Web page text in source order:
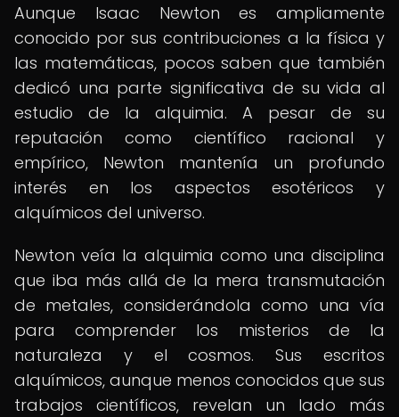
Aunque Isaac Newton es ampliamente
conocido por sus contribuciones a la física y
las matemáticas, pocos saben que también
dedicó una parte significativa de su vida al
estudio de la alquimia. A pesar de su
reputación como científico racional y
empírico, Newton mantenía un profundo
interés en los aspectos esotéricos y
alquímicos del universo.
Newton veía la alquimia como una disciplina
que iba más allá de la mera transmutación
de metales, considerándola como una vía
para comprender los misterios de la
naturaleza y el cosmos. Sus escritos
alquímicos, aunque menos conocidos que sus
trabajos científicos, revelan un lado más